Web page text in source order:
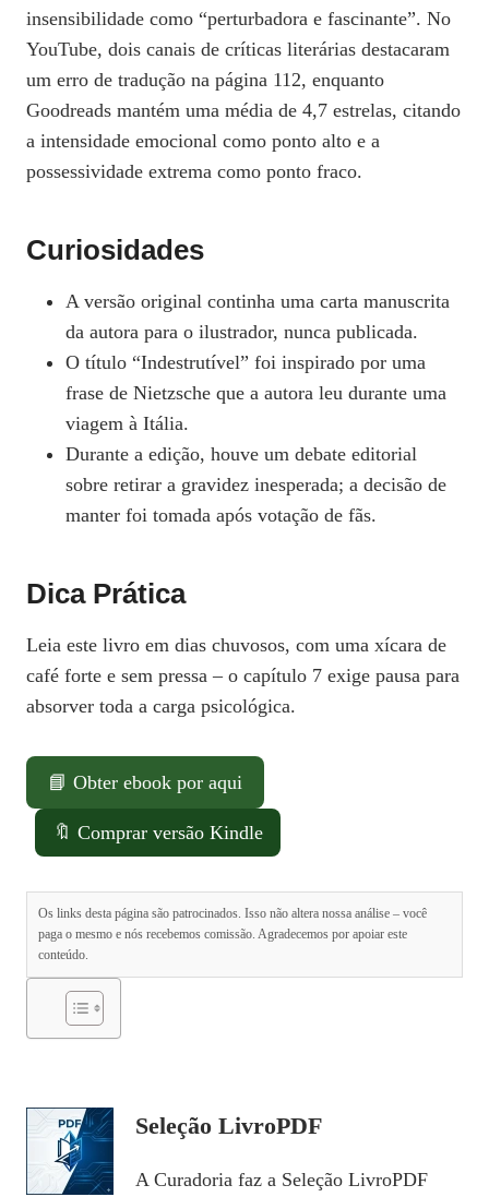
insensibilidade como “perturbadora e fascinante”. No
YouTube, dois canais de críticas literárias destacaram
um erro de tradução na página 112, enquanto
Goodreads mantém uma média de 4,7 estrelas, citando
a intensidade emocional como ponto alto e a
possessividade extrema como ponto fraco.
Curiosidades
A versão original continha uma carta manuscrita
da autora para o ilustrador, nunca publicada.
O título “Indestrutível” foi inspirado por uma
frase de Nietzsche que a autora leu durante uma
viagem à Itália.
Durante a edição, houve um debate editorial
sobre retirar a gravidez inesperada; a decisão de
manter foi tomada após votação de fãs.
Dica Prática
Leia este livro em dias chuvosos, com uma xícara de
café forte e sem pressa – o capítulo 7 exige pausa para
absorver toda a carga psicológica.
📘 Obter ebook por aqui
🔖 Comprar versão Kindle
Os links desta página são patrocinados. Isso não altera nossa análise – você
paga o mesmo e nós recebemos comissão. Agradecemos por apoiar este
conteúdo.
Seleção LivroPDF
A Curadoria faz a Seleção LivroPDF